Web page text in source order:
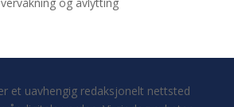
et uavhengig redaksjonelt nettsted